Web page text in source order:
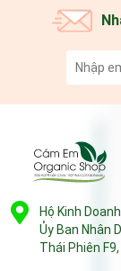
Hộ Kinh
Ủy Ban Nhân
Thái Phiên